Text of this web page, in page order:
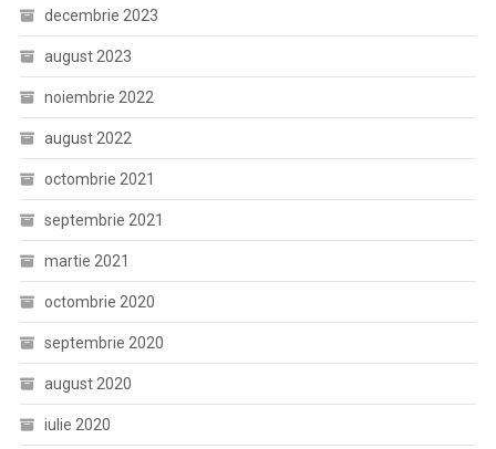
decembrie 2023
august 2023
noiembrie 2022
august 2022
octombrie 2021
septembrie 2021
martie 2021
octombrie 2020
septembrie 2020
august 2020
iulie 2020